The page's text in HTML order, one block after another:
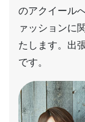
のアクイール
ァッションに
たします。出
です。